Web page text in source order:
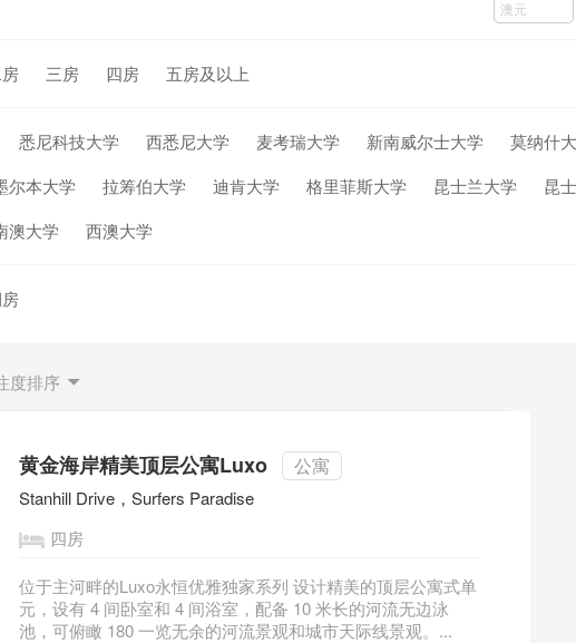
三房 四房 五房及以上
悉尼科技大学 西悉尼大学 麦考瑞大学 新南威尔士大学 莫纳什
尔本大学 拉筹伯大学 迪肯大学 格里菲斯大学 昆士兰大学
昆
澳大学 西澳大学
度排序
黄金海岸精美顶层公寓Luxo 公寓
Stanhill Drive，Surfers Paradise
四房
位于主河畔的Luxo永恒优雅独家系列 设计精美的顶层公寓式单
元，设有 4 间卧室和 4 间浴室，配备 10 米长的河流无边泳
池，可俯瞰 180 一览无余的河流景观和城市天际线景观。...